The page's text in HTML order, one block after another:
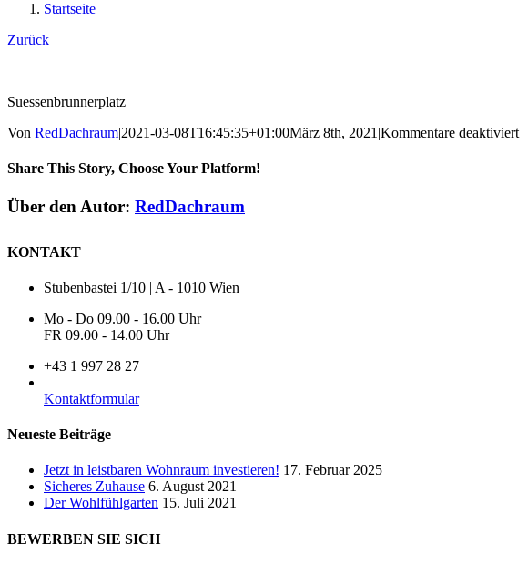
Startseite
Zurück
Suessenbrunnerplatz
Von RedDachraum|2021-03-08T16:45:35+01:00März 8th, 2021 |Kommentare deaktiviertfür
Share This Story, Choose Your Platform!
Facebook
X
Reddit
LinkedIn
WhatsApp
Tumblr
Pinterest
Vk
E-
Über den Autor: RedDachraum
KONTAKT
Stubenbastei 1/10 | A - 1010 Wien
Mo - Do 09.00 - 16.00 Uhr
FR 09.00 - 14.00 Uhr
+43 1 997 28 27
Kontaktformular
Neueste Beiträge
Jetzt in leistbaren Wohnraum investieren! 17. Februar 2025
Sicheres Zuhause 6. August 2021
Der Wohlfühlgarten 15. Juli 2021
BEWERBEN SIE SICH